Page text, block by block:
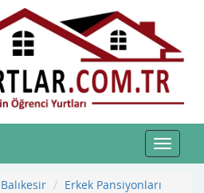
Toggle
Balıkesir Erkek Pansiyonları